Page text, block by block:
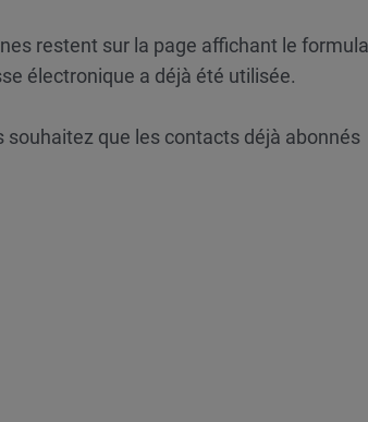
restent sur la page affichant le
électronique a déjà été utilisée.
souhaitez que les contacts déjà abonnés